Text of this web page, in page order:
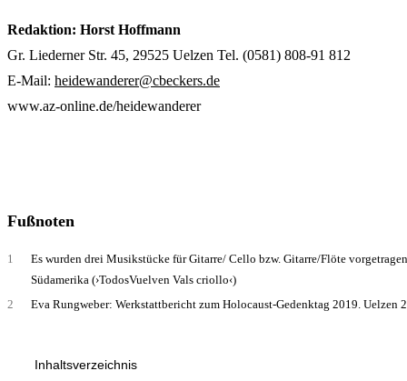
Redaktion: Horst Hoffmann
Gr. Liederner Str. 45, 29525 Uelzen Tel. (0581) 808-91 812
E-Mail: heidewanderer@cbeckers.de
www.az-online.de/heidewanderer
Fußnoten
1
Es wurden drei Musikstücke für Gitarre/ Cello bzw. Gitarre/Flöte
Südamerika (›TodosVuelven Vals criollo‹)
2
Eva Rungweber: Werkstattbericht zum Holocaust-Gedenktag 2019. Uelzen
Inhaltsverzeichnis